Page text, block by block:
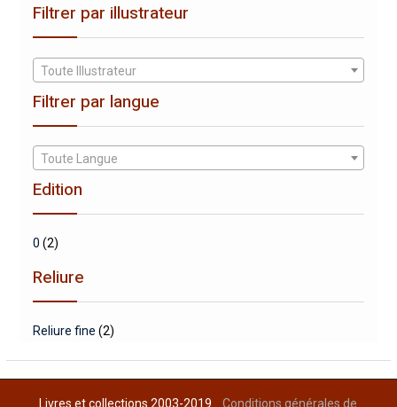
Filtrer par illustrateur
Toute Illustrateur
Filtrer par langue
Toute Langue
Edition
0 (2)
Reliure
Reliure fine (2)
Livres et collections 2003-2019Conditions générales de